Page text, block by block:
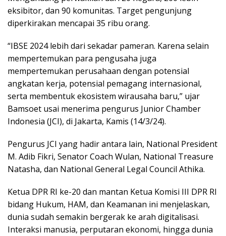
eksibitor, dan 90 komunitas. Target pengunjung
diperkirakan mencapai 35 ribu orang.
“IBSE 2024 lebih dari sekadar pameran. Karena selain
mempertemukan para pengusaha juga
mempertemukan perusahaan dengan potensial
angkatan kerja, potensial pemagang internasional,
serta membentuk ekosistem wirausaha baru,” ujar
Bamsoet usai menerima pengurus Junior Chamber
Indonesia (JCI), di Jakarta, Kamis (14/3/24).
Pengurus JCI yang hadir antara lain, National President
M. Adib Fikri, Senator Coach Wulan, National Treasure
Natasha, dan National General Legal Council Athika.
Ketua DPR RI ke-20 dan mantan Ketua Komisi III DPR RI
bidang Hukum, HAM, dan Keamanan ini menjelaskan,
dunia sudah semakin bergerak ke arah digitalisasi.
Interaksi manusia, perputaran ekonomi, hingga dunia